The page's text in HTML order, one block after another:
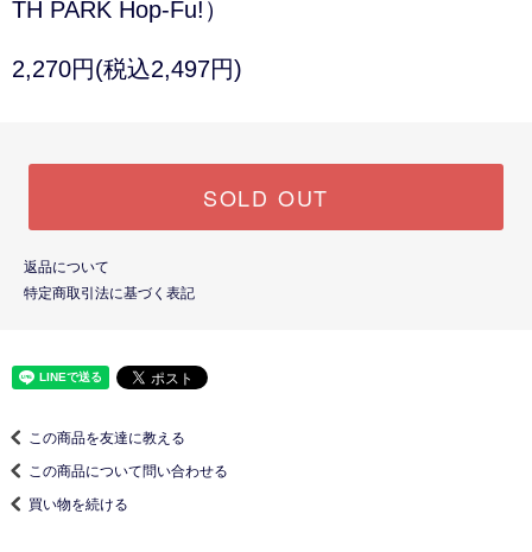
TH PARK Hop-Fu!）
2,270円(税込2,497円)
SOLD OUT
返品について
特定商取引法に基づく表記
この商品を友達に教える
この商品について問い合わせる
買い物を続ける